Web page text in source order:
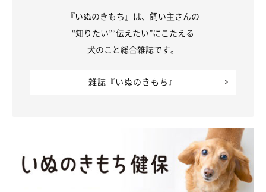
コミュニケーションがうまくとれるようになったことも、大きな
成長だそう。言葉は話せないけれど、飼い主さんたちの言うこと
を理解しているようなたまごちゃんの姿に、飼い主さんはとても
『いぬのきもち』は、飼い主さんの
“知りたい”“伝えたい”にこたえる
犬のこと総合雑誌です。
雑誌『いぬのきもち』